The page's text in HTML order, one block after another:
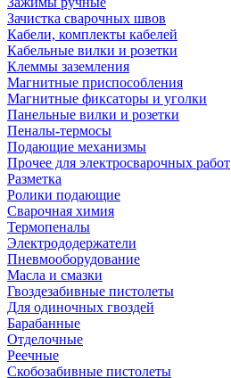
Зачистка сварочных швов
Кабели, комплекты кабелей
Кабельные вилки и розетки
Клеммы заземления
Магнитные приспособления
Магнитные фиксаторы и уголки
Панельные вилки и розетки
Пеналы-термосы
Подающие механизмы
Прочее для электросварочных работ
Разметка
Ролики подающие
Сварочная химия
Термопеналы
Электрододержатели
Пневмооборудование
Масла и смазки
Гвоздезабивные пистолеты
Для одиночных гвоздей
Барабанные
Отделочные
Реечные
Скобозабивные пистолеты